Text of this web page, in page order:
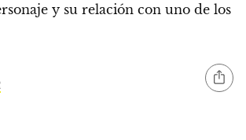
y su relación con uno de los